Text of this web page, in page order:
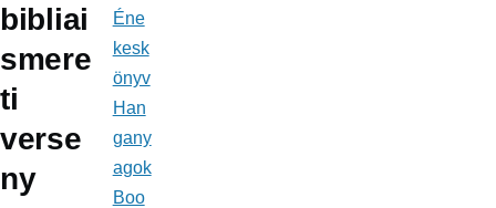
bibliai
smere
ti
verse
ny
Éne
kesk
önyv
Han
gany
agok
Boo